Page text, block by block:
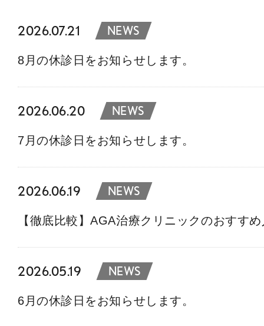
2026.07.21 NEWS
8月の休診日をお知らせします。
2026.06.20 NEWS
7月の休診日をお知らせします。
2026.06.19 NEWS
【徹底比較】AGA治療クリニックのおすす
2026.05.19 NEWS
6月の休診日をお知らせします。